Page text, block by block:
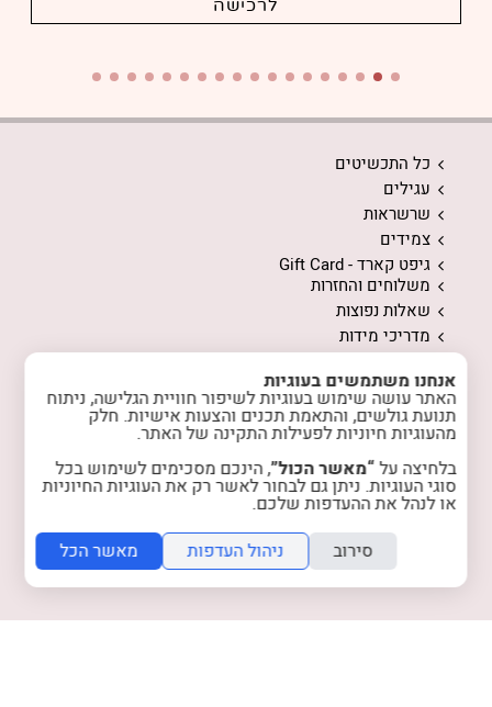
כל התכשיטים
עגילים
שרשראות
צמידים
גיפט קארד - Gift Card
משלוחים והחזרות
שאלות נפוצות
מדריכי מידות
המלצות לשמירה על התכשיטים
אודות
המלצות מלקוחות
טיפים והשראה
רכישות מרוכזות
הצטרפות למועדון
צרו קשר
מדיניות האתר
אנחנו משתמשים בעוגיות
האתר עושה שימוש בעוגיות לשיפור חוויית הגלישה, ניתוח
תנועת גולשים, והתאמת תכנים והצעות אישיות. חלק
מהעוגיות חיוניות לפעילות התקינה של האתר.
בלחיצה על“מאשר הכול”, הינכם מסכימים לשימוש בכל
סוגי העוגיות. ניתן גם לבחור לאשר רק את העוגיות החיוניות
או לנהל את ההעדפות שלכם.
סירוב
ניהול העדפות מאשר הכל